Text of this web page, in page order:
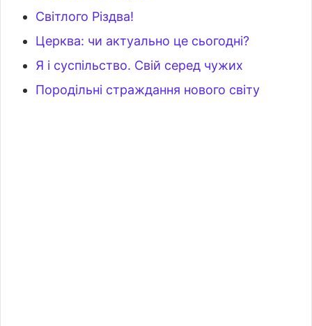
Світлого Різдва!
Церква: чи актуально це сьогодні?
Я і суспільство. Свій серед чужих
Породільні страждання нового світу